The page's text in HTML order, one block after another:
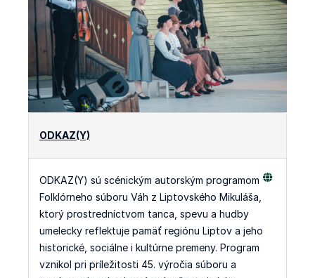
ODKAZ(Y)
ODKAZ(Y) sú scénickým autorským programom
Folklórneho súboru Váh z Liptovského Mikuláša,
ktorý prostredníctvom tanca, spevu a hudby
umelecky reflektuje pamäť regiónu Liptov a jeho
historické, sociálne i kultúrne premeny. Program
vznikol pri príležitosti 45. výročia súboru a